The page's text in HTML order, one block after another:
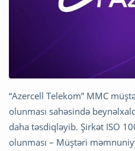
“Azercell Telekom” MMC
olunması sahəsində
daha təsdiqləyib. Şirkət ISO
olunması – Müştəri